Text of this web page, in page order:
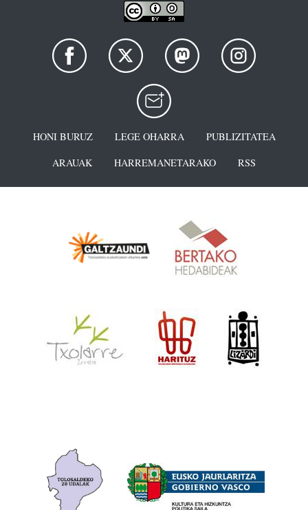
HONI BURUZ LEGE OHARRA
PUBLIZITATEA
ARAUAK
HARREMANETARAKO RSS